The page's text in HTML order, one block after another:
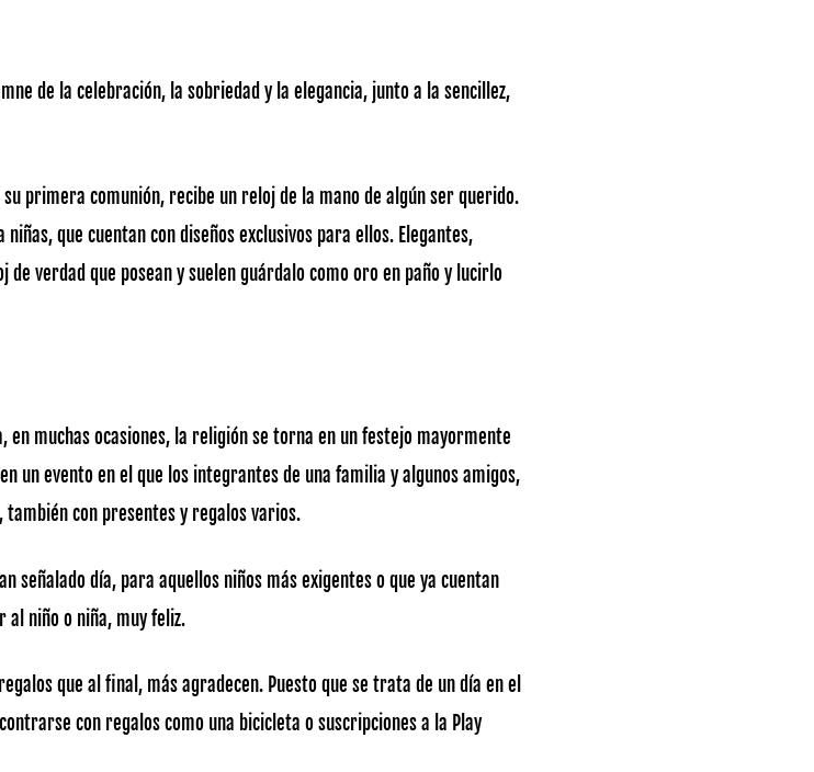
de la celebración, la sobriedad y la elegancia, junto a la sencillez,
primera comunión, recibe un reloj de la mano de algún ser querido.
que cuentan con diseños exclusivos para ellos. Elegantes,
verdad que posean y suelen guárdalo como oro en paño y lucirlo
muchas ocasiones, la religión se torna en un festejo mayormente
un evento en el que los integrantes de una familia y algunos amigos,
también con presentes y regalos varios.
señalado día, para aquellos niños más exigentes o que ya cuentan
al niño o niña, muy feliz.
que al final, más agradecen. Puesto que se trata de un día en el
con regalos como una bicicleta o suscripciones a la Play